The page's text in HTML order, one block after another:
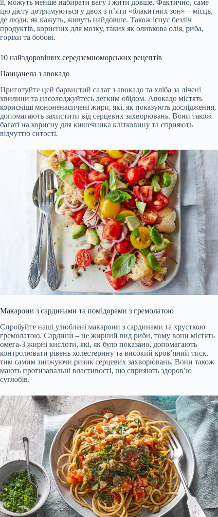
її, можуть менше набирати вагу і жити довше. Фактично, саме
цю дієту дотримуються у двох з п’яти «блакитних зон» – місць,
де люди, як кажуть, живуть найдовше. Також існує безліч
продуктів, корисних для мозку, таких як оливкова олія, риба,
горіхи та бобові.
10 найздоровіших середземноморських рецептів
Панцанела з авокадо
Приготуйте цей барвистий салат з авокадо та хліба за лічені
хвилини та насолоджуйтесь легким обідом. Авокадо містять
корисніші мононенасичені жири, які, як показують дослідження,
допомагають захистити від серцевих захворювань. Вони також
багаті на корисну для кишечника клітковину та сприяють
відчуттю ситості.
Макарони з сардинами та помідорами з гремолатою
Спробуйте наші улюблені макарони з сардинами та хрусткою
гремолатою. Сардини – це жирний вид риби, тому вони містять
омега-3 жирні кислоти, які, як було показано, допомагають
контролювати рівень холестерину та високий кров’яний тиск,
тим самим знижуючи ризик серцевих захворювань. Вони також
мають протизапальні властивості, що сприяють здоров’ю
суглобів.